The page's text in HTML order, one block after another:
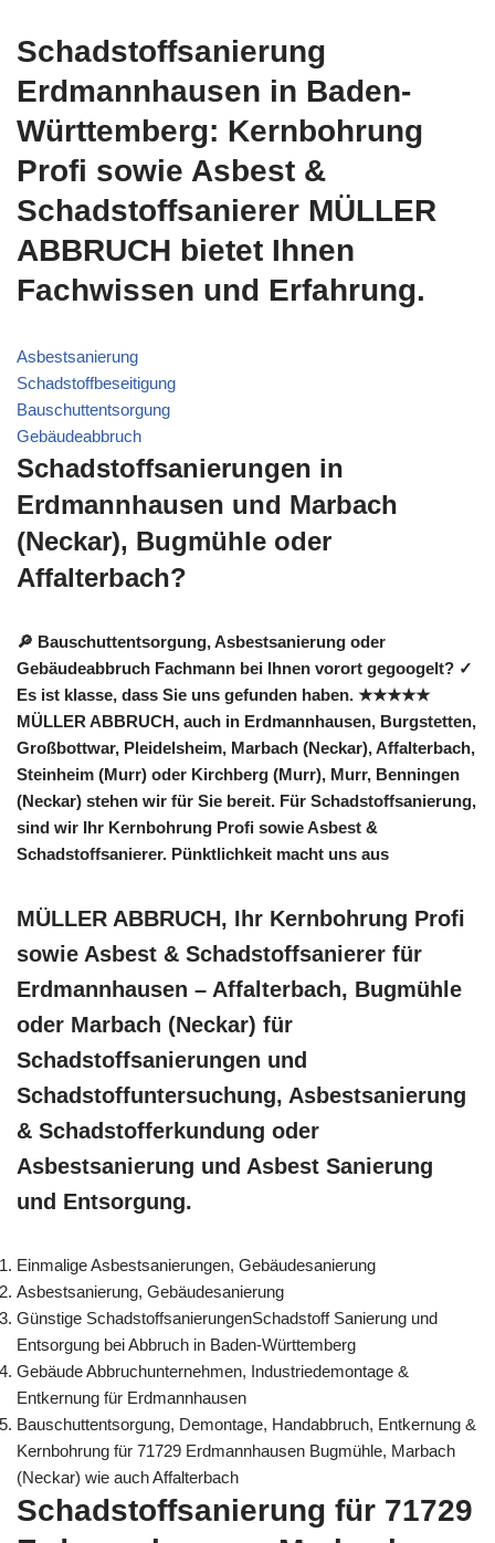
Schadstoffsanierung
Erdmannhausen in Baden-
Württemberg: Kernbohrung
Profi sowie Asbest &
Schadstoffsanierer MÜLLER
ABBRUCH bietet Ihnen
Fachwissen und Erfahrung.
Asbestsanierung
Schadstoffbeseitigung
Bauschuttentsorgung
Gebäudeabbruch
Schadstoffsanierungen in
Erdmannhausen und Marbach
(Neckar), Bugmühle oder
Affalterbach?
🔎 Bauschuttentsorgung, Asbestsanierung oder
Gebäudeabbruch Fachmann bei Ihnen vorort gegoogelt? ✓
Es ist klasse, dass Sie uns gefunden haben. ★★★★★
MÜLLER ABBRUCH, auch in Erdmannhausen, Burgstetten,
Großbottwar, Pleidelsheim, Marbach (Neckar), Affalterbach,
Steinheim (Murr) oder Kirchberg (Murr), Murr, Benningen
(Neckar) stehen wir für Sie bereit. Für Schadstoffsanierung,
sind wir Ihr Kernbohrung Profi sowie Asbest &
Schadstoffsanierer. Pünktlichkeit macht uns aus
MÜLLER ABBRUCH, Ihr Kernbohrung Profi
sowie Asbest & Schadstoffsanierer für
Erdmannhausen – Affalterbach, Bugmühle
oder Marbach (Neckar) für
Schadstoffsanierungen und
Schadstoffuntersuchung, Asbestsanierung
& Schadstofferkundung oder
Asbestsanierung und Asbest Sanierung
und Entsorgung.
Einmalige Asbestsanierungen, Gebäudesanierung
Asbestsanierung, Gebäudesanierung
Günstige SchadstoffsanierungenSchadstoff Sanierung und
Entsorgung bei Abbruch in Baden-Württemberg
Gebäude Abbruchunternehmen, Industriedemontage &
Entkernung für Erdmannhausen
Bauschuttentsorgung, Demontage, Handabbruch, Entkernung &
Kernbohrung für 71729 Erdmannhausen Bugmühle, Marbach
(Neckar) wie auch Affalterbach
Schadstoffsanierung für 71729